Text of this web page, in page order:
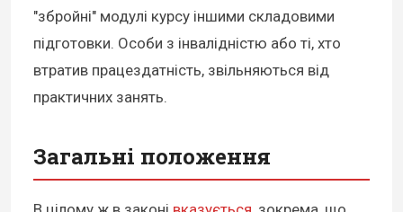
"збройні" модулі курсу іншими складовими
підготовки. Особи з інвалідністю або ті, хто
втратив працездатність, звільняються від
практичних занять.
Загальні положення